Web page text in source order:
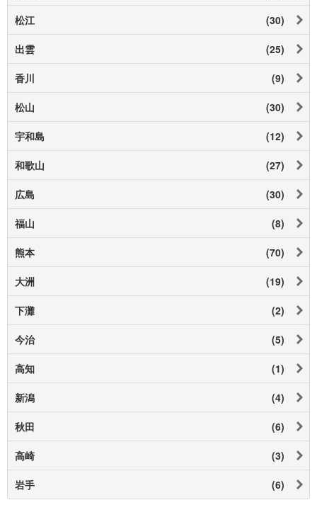
松江 (30)
出雲 (25)
香川 (9)
松山 (30)
宇和島 (12)
和歌山 (27)
広島 (30)
福山 (8)
熊本 (70)
大洲 (19)
下灘 (2)
今治 (5)
高知 (1)
新潟 (4)
秋田 (6)
高崎 (3)
岩手 (6)